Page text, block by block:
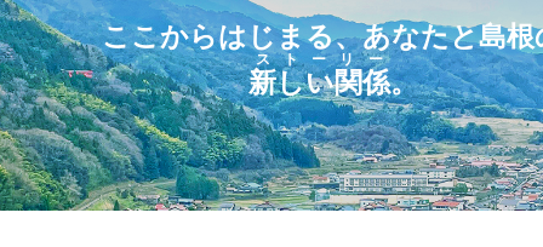
ここからはじまる、あなたと島根
新しい関係
ストーリー
。